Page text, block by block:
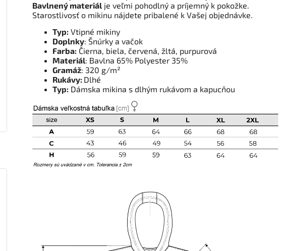
Bavlnený materiál je veľmi pohodlný a príjemný k pokožke.
Starostlivosť o mikinu nájdete pribalené k Vašej objednávke.
Typ: Vtipné mikiny
Doplnky: Šnúrky a vačok
Farba: Čierna, biela, červená, žltá, purpurová
Materiál: Bavlna 65% Polyester 35%
Gramáž: 320 g/m²
Rukávy: Dlhé
Typ: Dámska mikina s dlhým rukávom a kapucňou